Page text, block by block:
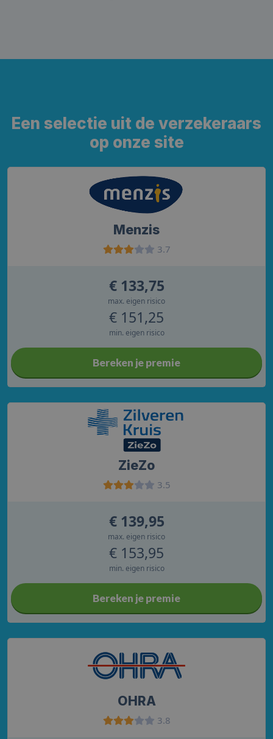
Een selectie uit de verzekeraars
op onze site
Menzis
3.7
€ 133,75
max. eigen risico
€ 151,25
min. eigen risico
Bereken je premie
ZieZo
3.5
€ 139,95
max. eigen risico
€ 153,95
min. eigen risico
Bereken je premie
OHRA
3.8